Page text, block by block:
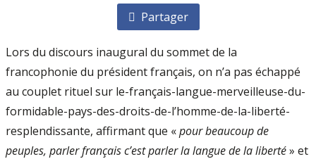
Partager
Lors du discours inaugural du sommet de la
francophonie du président français, on n’a pas échappé
au couplet rituel sur le-français-langue-merveilleuse-du-
formidable-pays-des-droits-de-l’homme-de-la-liberté-
resplendissante, affirmant que «pour beaucoup de
peuples, parler français c’est parler la langue de la liberté» et